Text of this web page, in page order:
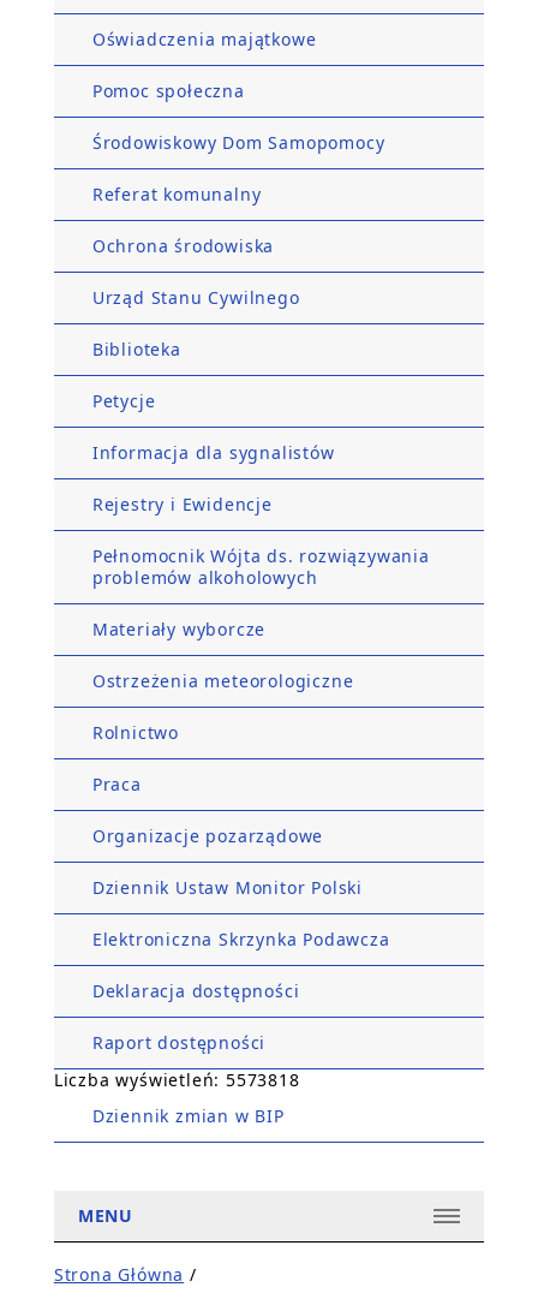
Oświadczenia majątkowe
Pomoc społeczna
Środowiskowy Dom Samopomocy
Referat komunalny
Ochrona środowiska
Urząd Stanu Cywilnego
Biblioteka
Petycje
Informacja dla sygnalistów
Rejestry i Ewidencje
Pełnomocnik Wójta ds. rozwiązywania
problemów alkoholowych
Materiały wyborcze
Ostrzeżenia meteorologiczne
Rolnictwo
Praca
Organizacje pozarządowe
Dziennik Ustaw Monitor Polski
Elektroniczna Skrzynka Podawcza
Deklaracja dostępności
Raport dostępności
Liczba wyświetleń: 5573818
Dziennik zmian w BIP
MENU
Strona Główna /